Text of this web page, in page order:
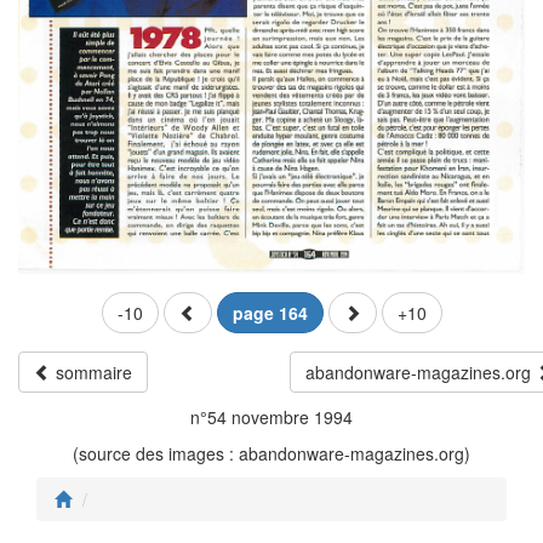
-10 page 164 +10
sommaire
abandonware-magazines.org
n°54 novembre 1994
(source des images : abandonware-magazines.org)